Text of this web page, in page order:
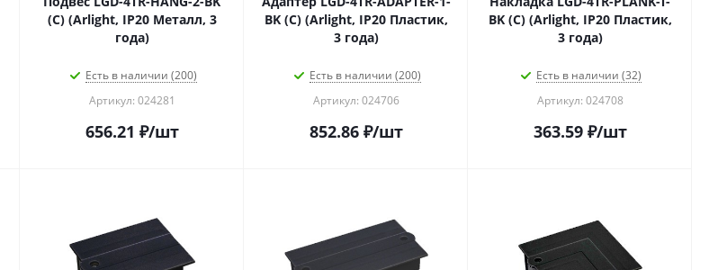
(C) (Arlight, IP20 Металл, 3
года)
Есть в наличии (200)
Артикул: 024281
656.21 ₽/шт
BK (C) (Arlight, IP20 Пластик,
3 года)
Есть в наличии (200)
Артикул: 024706
852.86₽/шт
BK (C) (Arlight, IP20 Пластик,
3 года)
Есть в наличии (32)
Артикул: 024708
363.59₽/шт